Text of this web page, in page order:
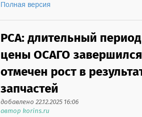
Полная версия
РСА: длительный
цены ОСАГО
отмечен рост в
запчастей
добавлено 22.12.2025 16:06
автор korins.ru